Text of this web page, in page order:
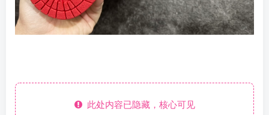
此处内容已隐藏，核心可见